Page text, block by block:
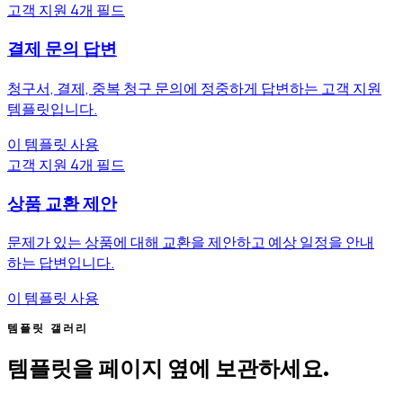
고객 지원 4개 필드
결제 문의 답변
청구서, 결제, 중복 청구 문의에 정중하게 답변하는 고객 지원
템플릿입니다.
이 템플릿 사용
고객 지원 4개 필드
상품 교환 제안
문제가 있는 상품에 대해 교환을 제안하고 예상 일정을 안내
하는 답변입니다.
이 템플릿 사용
템플릿 갤러리
템플릿을 페이지 옆에 보관하세요.